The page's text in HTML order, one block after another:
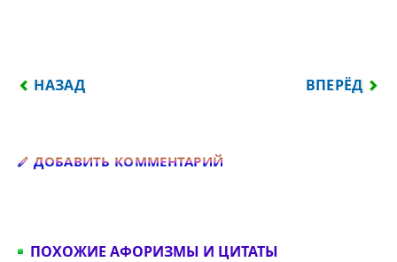
ПРЕДЫДУЩИЙ: НАДО ЕСТЬ ДЛЯ ТОГО, ЧТОБЫ
НАЗАД ВПЕРЁД
ДОБАВИТЬ КОММЕНТАРИЙ
ПОХОЖИЕ АФОРИЗМЫ И ЦИТАТЫ